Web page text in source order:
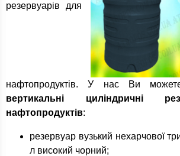
резервуарів для
нафтопродуктів. У нас Ви
вертикальні циліндричні
нафтопродуктів:
резервуар вузький нехарчової
л високий чорний;